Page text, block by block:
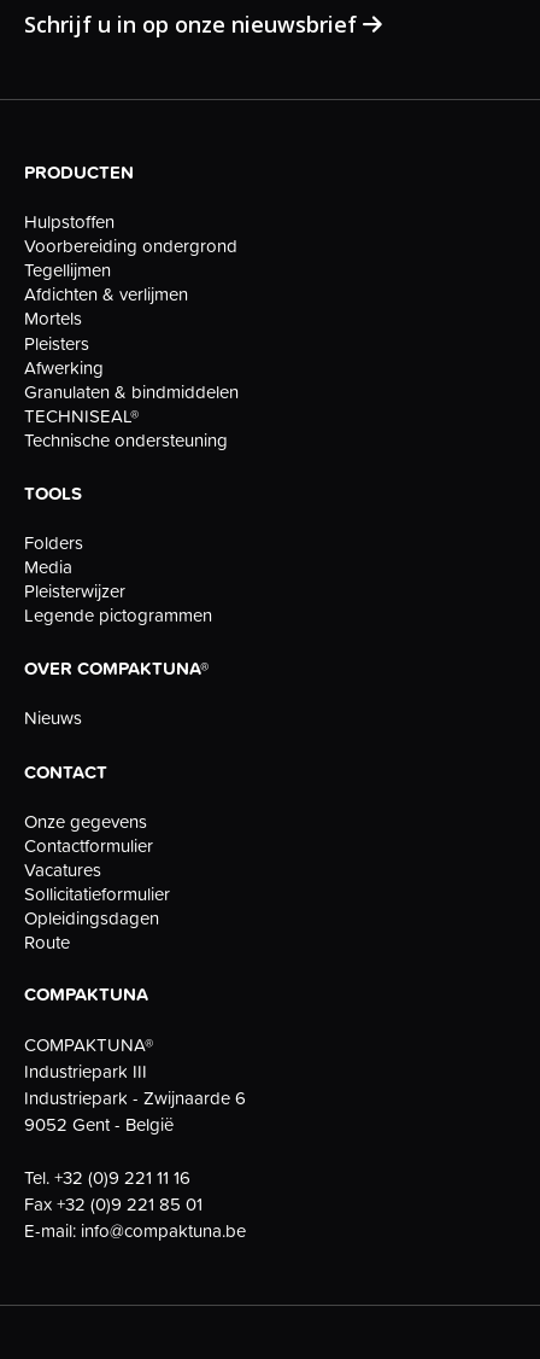
Schrijf u in op onze nieuwsbrief
PRODUCTEN
Hulpstoffen
Voorbereiding ondergrond
Tegellijmen
Afdichten & verlijmen
Mortels
Pleisters
Afwerking
Granulaten & bindmiddelen
TECHNISEAL®
Technische ondersteuning
TOOLS
Folders
Media
Pleisterwijzer
Legende pictogrammen
OVER COMPAKTUNA®
Nieuws
CONTACT
Onze gegevens
Contactformulier
Vacatures
Sollicitatieformulier
Opleidingsdagen
Route
COMPAKTUNA
COMPAKTUNA®
Industriepark III
Industriepark - Zwijnaarde 6
9052 Gent - België
Tel.+32 (0)9 221 11 16
Fax+32 (0)9 221 85 01
E-mail: info@compaktuna.be